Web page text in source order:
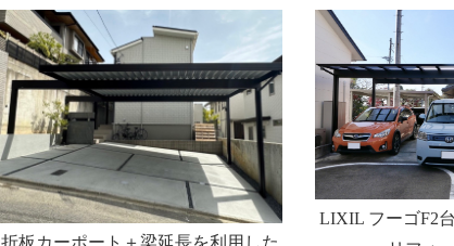
折板カーポート＋梁延長を利用した
LIXIL フーゴF2